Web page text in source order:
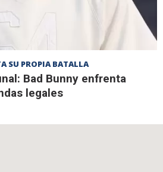
SU PROPIA BATALLA
Bad Bunny enfrenta
legales